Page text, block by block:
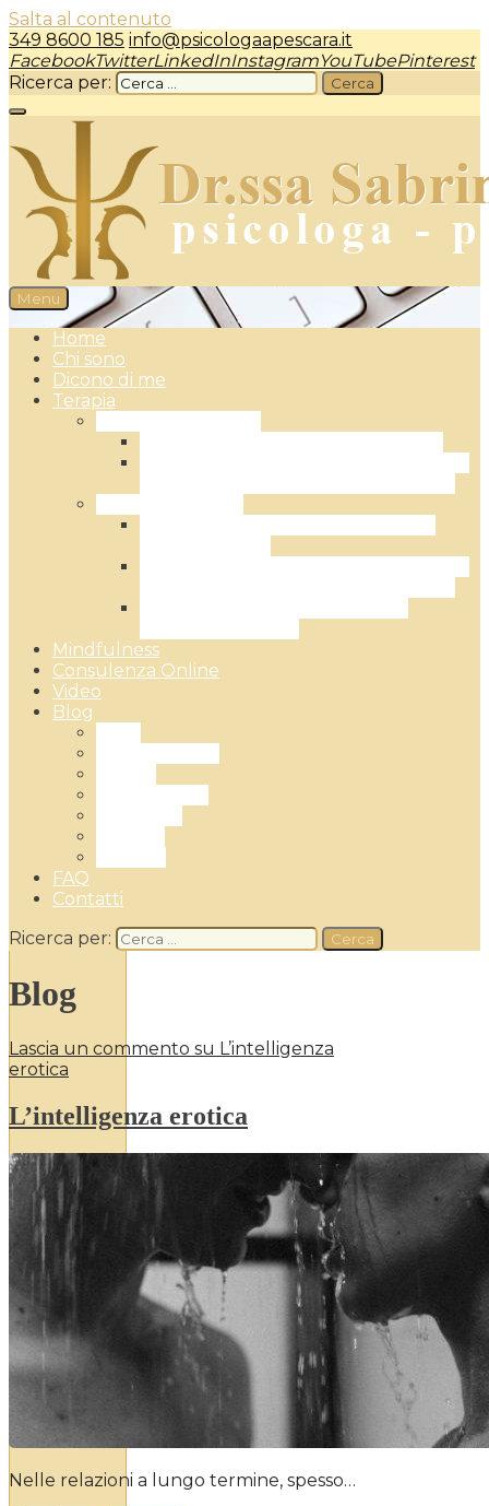
Salta al contenuto
349 8600 185 info@psicologaapescara.it
FacebookTwitterLinkedInInstagramYouTubePinterest
Ricerca per:
Psicologa a Pescara – dr.ssa Sabrina Camplone
Menu
Home
Chi sono
Dicono di me
Terapia
Mindfulness
Consulenza Online
Video
Blog
FAQ
Contatti
Ricerca per:
Blog
Lascia un commento su L’intelligenza
erotica
L’intelligenza erotica
Nelle relazioni a lungo termine, spesso…